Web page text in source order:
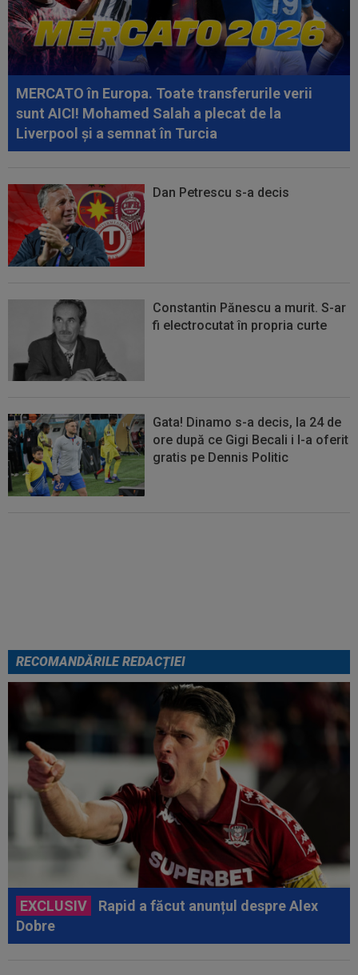
10:36
Negocierile sunt în plină desfășurare: Didier
Deschamps!
10:34 EXCLUSIV
Rapid a făcut anunțul despre Alex
Dobre
MERCATO în Europa. Toate transferurile verii
sunt AICI! Mohamed Salah a plecat de la
Liverpool și a semnat în Turcia
Dan Petrescu s-a decis
Constantin Pănescu a murit. S-ar
fi electrocutat în propria curte
Gata! Dinamo s-a decis, la 24 de
ore după ce Gigi Becali i l-a oferit
gratis pe Dennis Politic
RECOMANDĂRILE REDACȚIEI
EXCLUSIV
Rapid a făcut anunțul despre Alex
Dobre